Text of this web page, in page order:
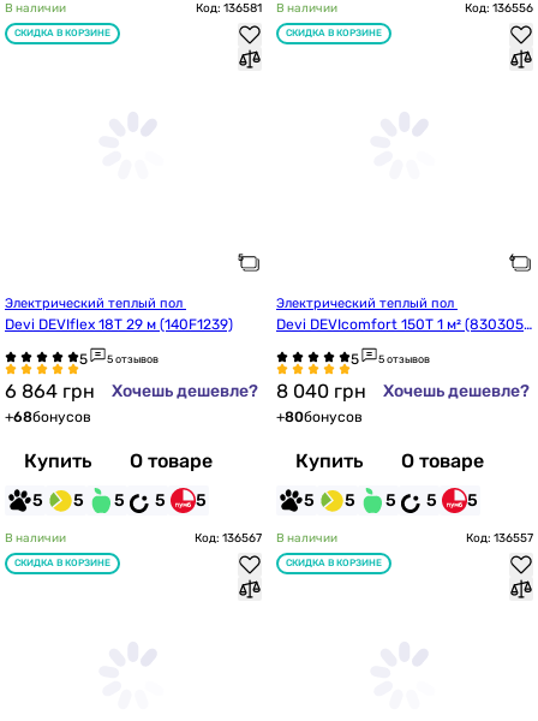
В наличии Код: 136581
СКИДКА В КОРЗИНЕ
Devi DEVIflex 18T 29 м (140F1239)
5 отзывов
6 864 грн Хочешь дешевле?
+68бонусов
Купить О товаре
5 5 5 5 5
В наличии Код: 136556
СКИДКА В КОРЗИНЕ
Devi DEVIcomfort 150T 1 м² (8303056
5 отзывов
8 040 грн Хочешь дешевле?
+80бонусов
Купить О товаре
5 5 5 5 5
В наличии Код: 136567
СКИДКА В КОРЗИНЕ
В наличии Код: 136557
СКИДКА В КОРЗИНЕ